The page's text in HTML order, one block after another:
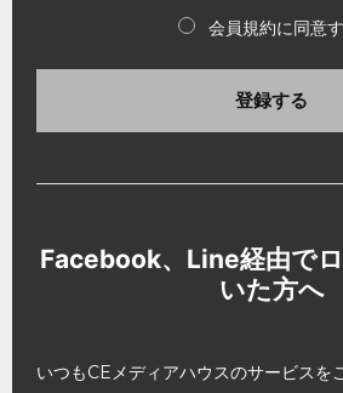
会員規約に同意
登録する
Facebook、Line経由で
いた方へ
いつもCEメディアハウスのサービスを